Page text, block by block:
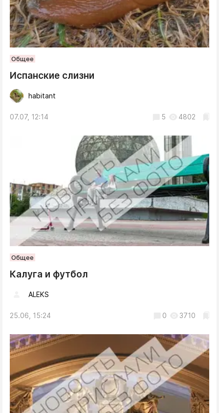
Общее
Испанские слизни
habitant
07.07, 12:14 5 4802
Общее
Калуга и футбол
ALEKS
25.06, 15:24 0 3710